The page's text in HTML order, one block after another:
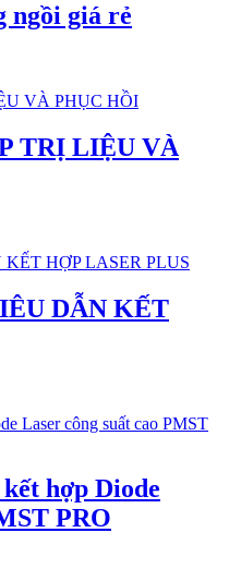
ngồi giá rẻ
TRỊ LIỆU VÀ
DẪN KẾT
hợp Diode
PRO